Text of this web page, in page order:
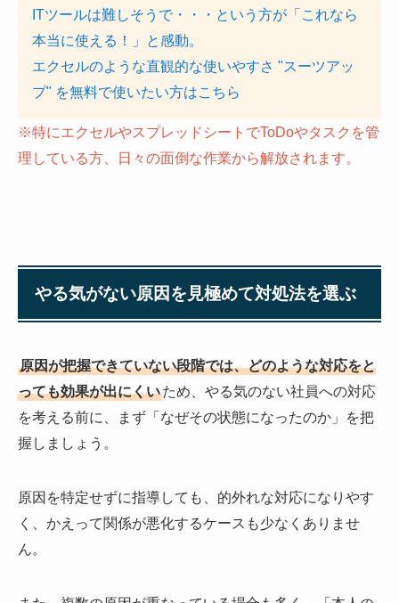
ITツールは難しそうで・・・という方が「これなら
本当に使える！」と感動。
エクセルのような直観的な使いやすさ "スーツアッ
プ" を無料で使いたい方はこちら
※特にエクセルやスプレッドシートでToDoやタスクを管
理している方、日々の面倒な作業から解放されます。
やる気がない原因を見極めて対処法を選ぶ
原因が把握できていない段階では、どのような対応をと
っても効果が出にくいため、やる気のない社員への対応
を考える前に、まず「なぜその状態になったのか」を把
握しましょう。
原因を特定せずに指導しても、的外れな対応になりやす
く、かえって関係が悪化するケースも少なくありませ
ん。